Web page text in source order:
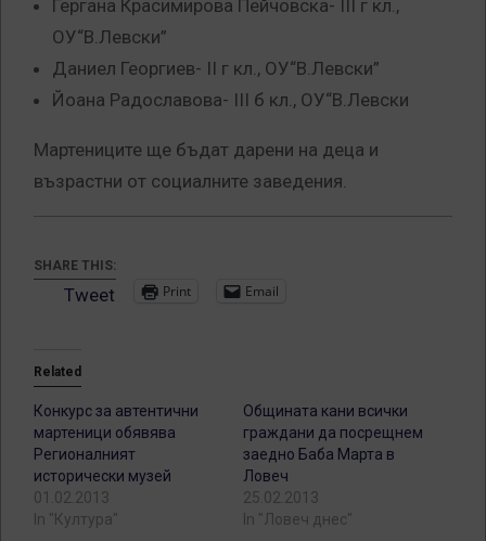
Гергана Красимирова Пейчовска- III г кл.,
ОУ“В.Левски”
Даниел Георгиев- II г кл., ОУ“В.Левски”
Йоана Радославова- III б кл., ОУ“В.Левски
Мартениците ще бъдат дарени на деца и
възрастни от социалните заведения.
SHARE THIS:
Tweet Print Email
Related
Конкурс за автентични
мартеници обявява
Регионалният
исторически музей
01.02.2013
In "Култура"
Общината кани всички
граждани да посрещнем
заедно Баба Марта в
Ловеч
25.02.2013
In "Ловеч днес"